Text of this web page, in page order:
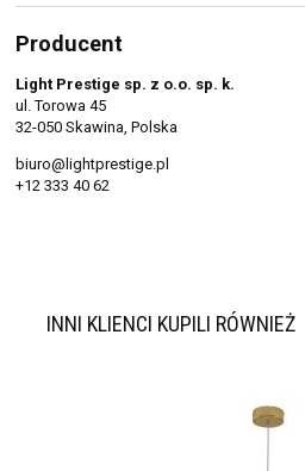
Producent
Light Prestige sp. z o.o. sp. k.
ul. Torowa 45
32-050 Skawina, Polska
biuro@lightprestige.pl
+12 333 40 62
INNI KLIENCI KUPILI RÓWNIEŻ